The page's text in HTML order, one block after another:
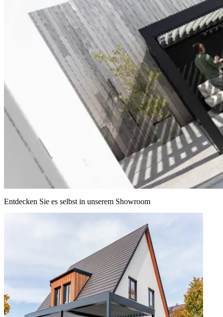
Entdecken Sie es selbst in unserem Showroom